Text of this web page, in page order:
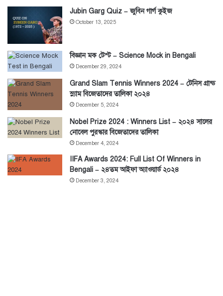
Jubin Garg Quiz – জুবিন গার্গ কুইজ
October 13, 2025
বিজ্ঞান মক টেস্ট – Science Mock in Bengali
December 29, 2024
Grand Slam Tennis Winners 2024 – টেনিস গ্রান্ড
স্ল্যাম বিজেতাদের তালিকা ২০২৪
December 5, 2024
Nobel Prize 2024 : Winners List – ২০২৪ সালের
নোবেল পুরস্কার বিজেতাদের তালিকা
December 4, 2024
IIFA Awards 2024: Full List Of Winners in
Bengali – ২৪তম আইফা অ্যাওয়ার্ড ২০২৪
December 3, 2024